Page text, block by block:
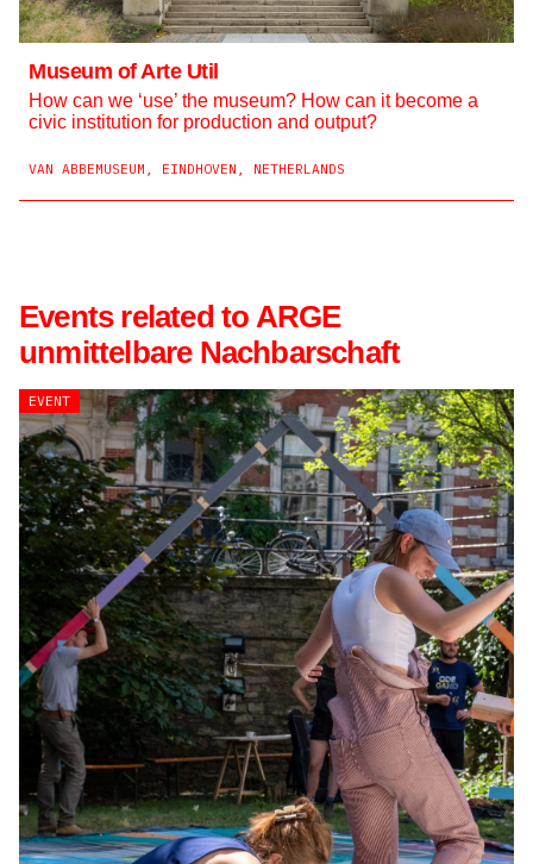
Museum of Arte Util
How can we ‘use’ the museum? How can it become a
civic institution for production and output?
VAN ABBEMUSEUM, EINDHOVEN, NETHERLANDS
Events related to ARGE
unmittelbare Nachbarschaft
EVENT